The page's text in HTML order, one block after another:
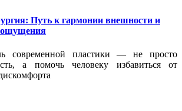
Путь к гармонии внешности и
современной пластики — не просто
а помочь человеку избавиться от